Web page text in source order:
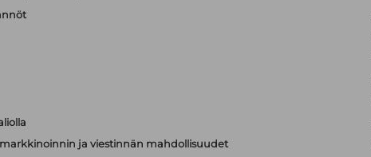
ja viestinnän mahdollisuudet